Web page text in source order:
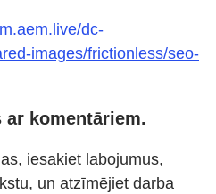
dc-
images/frictionless/seo-
ar komentāriem.
iesakiet labojumus,
un atzīmējiet darba